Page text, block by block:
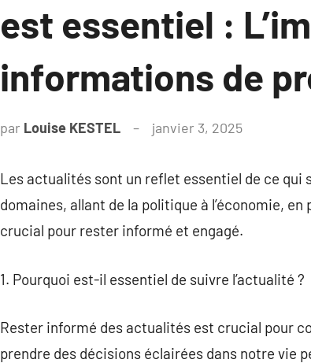
est essentiel :
informations de
par Louise KESTEL janvier 3, 2025
Les actualités sont un reflet essentiel de ce qui
domaines, allant de la politique à l’économie,
crucial pour rester informé et engagé.
1. Pourquoi est-il essentiel de suivre l’actualité ?
Rester informé des actualités est crucial pour
prendre des décisions éclairées dans notre vie